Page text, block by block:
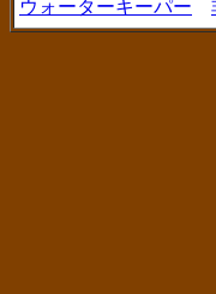
ウォーターキーパー